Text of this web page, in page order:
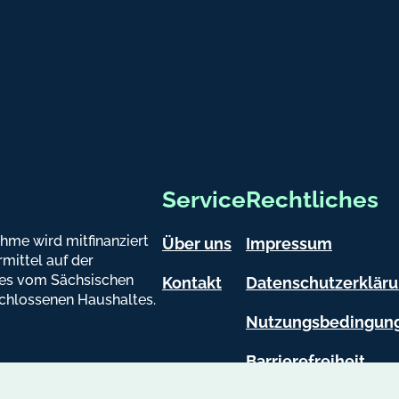
wird mitfinanziert
auf der
vom Sächsischen
Haushaltes.
Service
Über uns
Kontakt
Rechtliches
Impressum
Barrierefreiheit